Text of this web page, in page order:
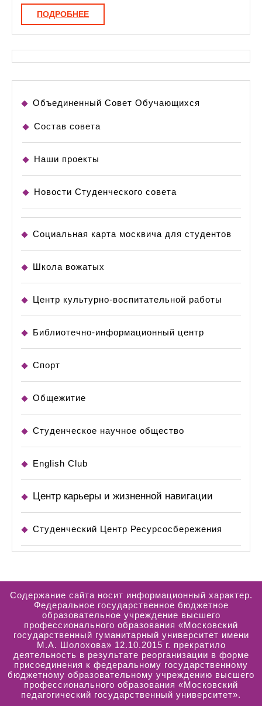
ПОДРОБНЕЕПОДРОБНЕЕ
Объединенный Совет Обучающихся
Состав совета
Наши проекты
Новости Студенческого совета
Социальная карта москвича для студентов
Школа вожатых
Центр культурно-воспитательной работы
Библиотечно-информационный центр
Спорт
Общежитие
Студенческое научное общество
English Club
Центр карьеры и жизненной навигации
Студенческий Центр Ресурсосбережения
Содержание сайта носит информационный характер.
Федеральное государственное бюджетное
образовательное учреждение высшего
профессионального образования «Московский
государственный гуманитарный университет имени
М.А. Шолохова» 12.10.2015 г. прекратило
деятельность в результате реорганизации в форме
присоединения к федеральному государственному
бюджетному образовательному учреждению высшего
профессионального образования «Московский
педагогический государственный университет».